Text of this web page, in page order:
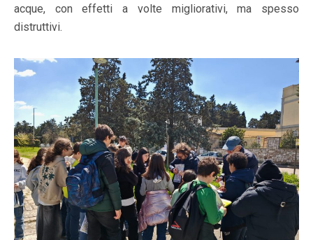
acque, con effetti a volte migliorativi, ma spesso
distruttivi.